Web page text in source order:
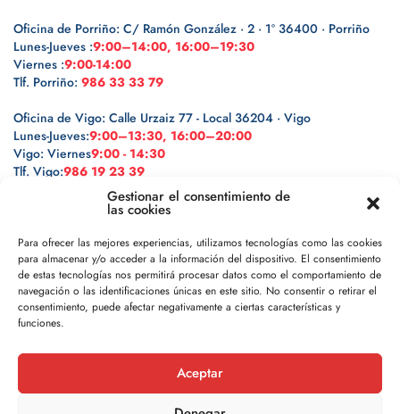
Gestionar el consentimiento de
las cookies
Para ofrecer las mejores experiencias, utilizamos tecnologías como las cookies
para almacenar y/o acceder a la información del dispositivo. El consentimiento
de estas tecnologías nos permitirá procesar datos como el comportamiento de
navegación o las identificaciones únicas en este sitio. No consentir o retirar el
consentimiento, puede afectar negativamente a ciertas características y
funciones.
Aceptar
Oficina de Porriño: C/ Ramón González · 2 · 1º 36400 · Porriño
Lunes-Jueves :9:00–14:00, 16:00–19:30
Viernes :9:00-14:00
Tlf. Porriño: 986 33 33 79
Oficina de Vigo: Calle Urzaiz 77 - Local 36204 · Vigo
Lunes-Jueves:9:00–13:30, 16:00–20:00
Vigo: Viernes9:00 - 14:30
Tlf. Vigo:986 19 23 39
Legal
Política de privacidad